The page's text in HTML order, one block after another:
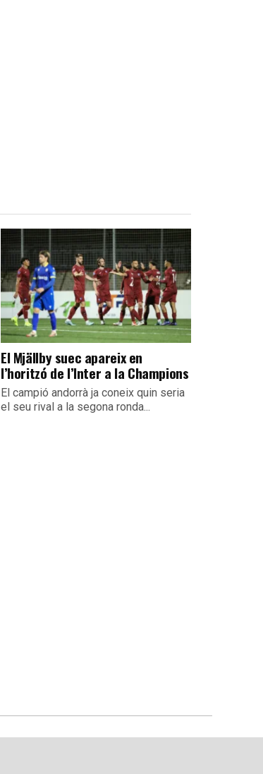
El Mjällby suec apareix en
l’horitzó de l’Inter a la Champions
El campió andorrà ja coneix quin seria
el seu rival a la segona ronda...